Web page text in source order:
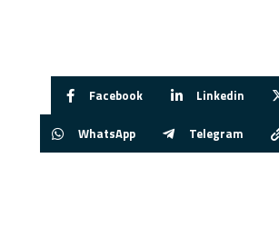
Facebook Linkedin
WhatsApp Telegram